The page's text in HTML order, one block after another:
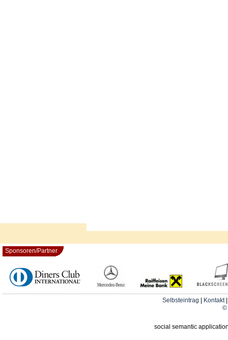
Sponsoren/Partner
Selbsteintrag Kontakt
©
social semantic